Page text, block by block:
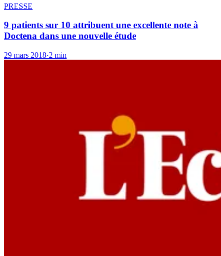
PRESSE
9 patients sur 10 attribuent une excellente note à
Doctena dans une nouvelle étude
29 mars 2018·2 min